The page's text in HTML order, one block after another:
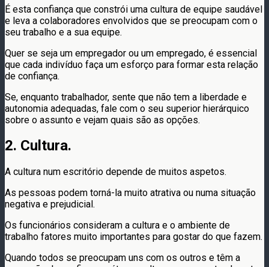
É esta confiança que constrói uma cultura de equipe saudável
e leva a colaboradores envolvidos que se preocupam com o
seu trabalho e a sua equipe.
Quer se seja um empregador ou um empregado, é essencial
que cada indivíduo faça um esforço para formar esta relação
de confiança.
Se, enquanto trabalhador, sente que não tem a liberdade e
autonomia adequadas, fale com o seu superior hierárquico
sobre o assunto e vejam quais são as opções.
2. Cultura.
A cultura num escritório depende de muitos aspetos.
As pessoas podem torná-la muito atrativa ou numa situação
negativa e prejudicial.
Os funcionários consideram a cultura e o ambiente de
trabalho fatores muito importantes para gostar do que fazem.
Quando todos se preocupam uns com os outros e têm a